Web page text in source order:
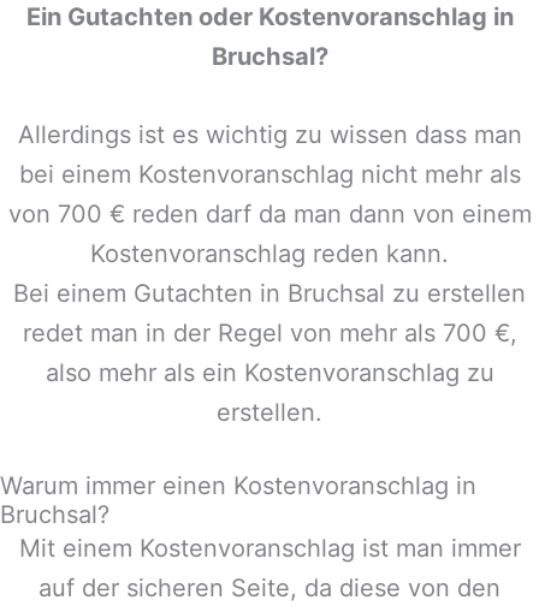
Ein Gutachten oder Kostenvoranschlag in
Bruchsal?
Allerdings ist es wichtig zu wissen dass man
bei einem Kostenvoranschlag nicht mehr als
von 700 € reden darf da man dann von einem
Kostenvoranschlag reden kann.
Bei einem Gutachten in Bruchsal zu erstellen
redet man in der Regel von mehr als 700 €,
also mehr als ein Kostenvoranschlag zu
erstellen.
Warum immer einen Kostenvoranschlag in
Bruchsal?
Mit einem Kostenvoranschlag ist man immer
auf der sicheren Seite, da diese von den